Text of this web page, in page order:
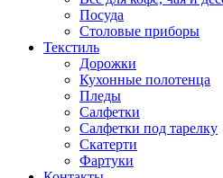
Посуда
Столовые приборы
Текстиль
Дорожки
Кухонные полотенца
Пледы
Салфетки
Салфетки под тарелку
Скатерти
Фартуки